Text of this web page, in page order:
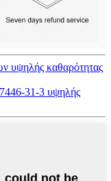
υψηλής καθαρότητας
31-3 υψηλής